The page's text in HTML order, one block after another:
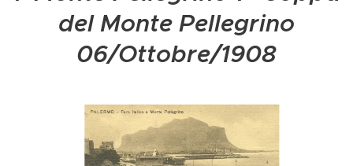
del Monte Pellegrino
06/Ottobre/1908